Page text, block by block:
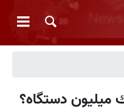
میلیون دستگاه؟